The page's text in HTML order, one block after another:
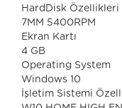
HardDisk Özellikleri
7MM 5400RPM
Ekran Kartı
4 GB
Operating System
Windows 10
İşletim Sistemi